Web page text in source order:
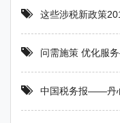
这些涉税新政策
问需施策 优化服务——国家税
中国税务报——丹